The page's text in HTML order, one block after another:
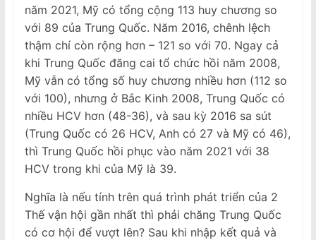
năm 2021, Mỹ có tổng cộng 113 huy chương so
với 89 của Trung Quốc. Năm 2016, chênh lệch
thậm chí còn rộng hơn – 121 so với 70. Ngay cả
khi Trung Quốc đăng cai tổ chức hồi năm 2008,
Mỹ vẫn có tổng số huy chương nhiều hơn (112 so
với 100), nhưng ở Bắc Kinh 2008, Trung Quốc có
nhiều HCV hơn (48-36), và sau kỳ 2016 sa sút
(Trung Quốc có 26 HCV, Anh có 27 và Mỹ có 46),
thì Trung Quốc hồi phục vào năm 2021 với 38
HCV trong khi của Mỹ là 39.
Nghĩa là nếu tính trên quá trình phát triển của 2
Thế vận hội gần nhất thì phải chăng Trung Quốc
có cơ hội để vượt lên? Sau khi nhập kết quả và